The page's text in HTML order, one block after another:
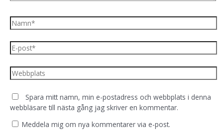
Namn*
E-
post*
Webbplats
Spara mitt namn, min e-postadress och webbplats i denna
webbläsare till nästa gång jag skriver en kommentar.
Meddela mig om nya kommentarer via e-post.